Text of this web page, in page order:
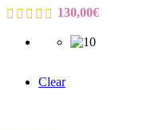
130,00€
Clear